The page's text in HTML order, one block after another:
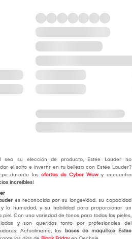
sea su elección de producto, Estée Lauder no
el salto e invertir en tu belleza con Estée Lauder?
durante las ofertas de Cyber Wowy encuentra
increíbles!
es reconocida por su longevidad, su capacidad
la humedad, y su habilidad para proporcionar un
Con una variedad de tonos para todas las pieles,
y son queridas tanto por profesionales del
Actualmente, las
bases de maquillaje Estee